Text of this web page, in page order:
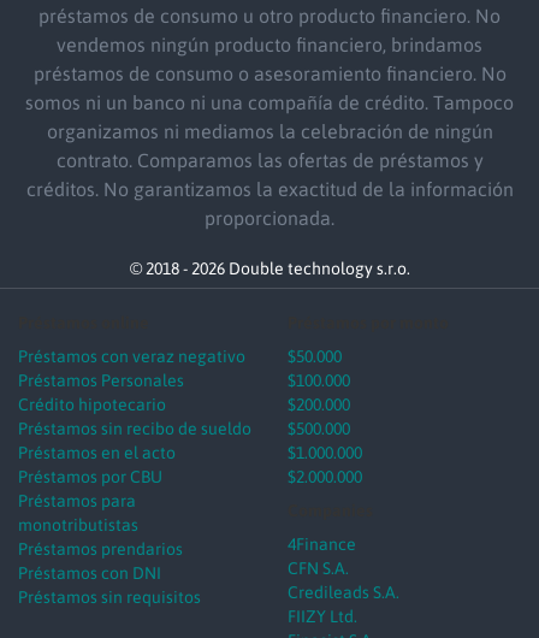
préstamos de consumo u otro producto financiero. No
vendemos ningún producto financiero, brindamos
préstamos de consumo o asesoramiento financiero. No
somos ni un banco ni una compañía de crédito. Tampoco
organizamos ni mediamos la celebración de ningún
contrato. Comparamos las ofertas de préstamos y
créditos. No garantizamos la exactitud de la información
proporcionada.
© 2018 - 2026 Double technology s.r.o.
Préstamos con veraz negativo
Préstamos Personales
Crédito hipotecario
Préstamos sin recibo de sueldo
Préstamos en el acto
Préstamos por CBU
Préstamos para
monotributistas
Préstamos prendarios
Préstamos con DNI
Préstamos sin requisitos
$50.000
$100.000
$200.000
$500.000
$1.000.000
$2.000.000
4Finance
CFN S.A.
Credileads S.A.
FIIZY Ltd.